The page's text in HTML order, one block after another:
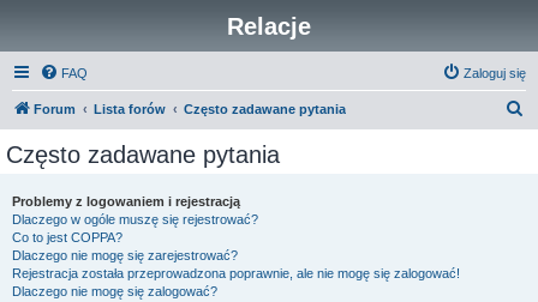
Relacje
FAQ Zaloguj się
Forum Lista forów Często zadawane pytania
Często zadawane pytania
Problemy z logowaniem i rejestracją
Dlaczego w ogóle muszę się rejestrować?
Co to jest COPPA?
Dlaczego nie mogę się zarejestrować?
Rejestracja została przeprowadzona poprawnie, ale nie mogę się zalogować!
Dlaczego nie mogę się zalogować?